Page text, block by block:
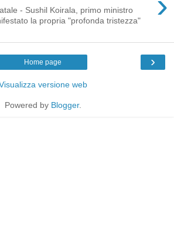
- Sushil Koirala, primo ministro
la propria "profonda tristezza"
›
Home page
versione web
Powered by Blogger.